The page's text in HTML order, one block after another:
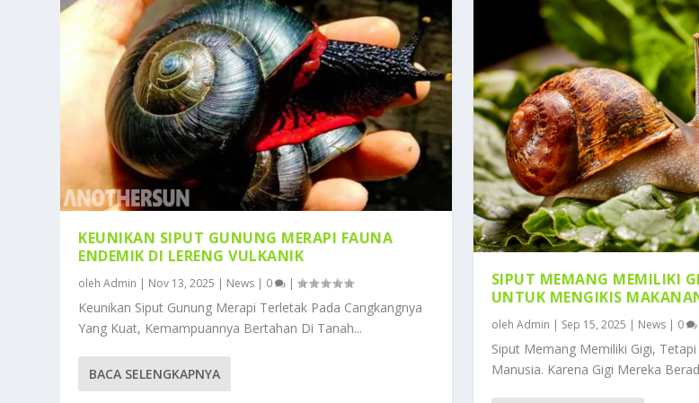
KEUNIKAN SIPUT GUNUNG MERAPI FAUNA
ENDEMIK DI LERENG VULKANIK
olehAdmin | Nov 13, 2025 | News | 0 |
Keunikan Siput Gunung Merapi Terletak Pada Cangkangnya
Yang Kuat, Kemampuannya Bertahan Di Tanah...
BACA SELENGKAPNYA
SIPUT MEMANG MEMILIKI
UNTUK MENGIKIS
oleh Admin | Sep 15, 2025 | News| 0
Siput Memang Memiliki Gigi,
Manusia. Karena Gigi Mereka